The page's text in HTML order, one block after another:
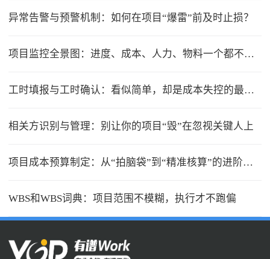
异常告警与预警机制：如何在项目“爆雷”前及时止损？
项目监控全景图：进度、成本、人力、物料一个都不能少
工时填报与工时确认：看似简单，却是成本失控的最大漏洞
相关方识别与管理：别让你的项目“毁”在忽视关键人上
项目成本预算制定：从“拍脑袋”到“精准核算”的进阶之路
WBS和WBS词典：项目范围不模糊，执行才不跑偏